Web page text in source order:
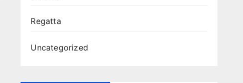
Regatta
Uncategorized